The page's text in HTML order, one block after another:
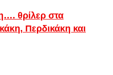
θρίλερ στα
Περδικάκη και